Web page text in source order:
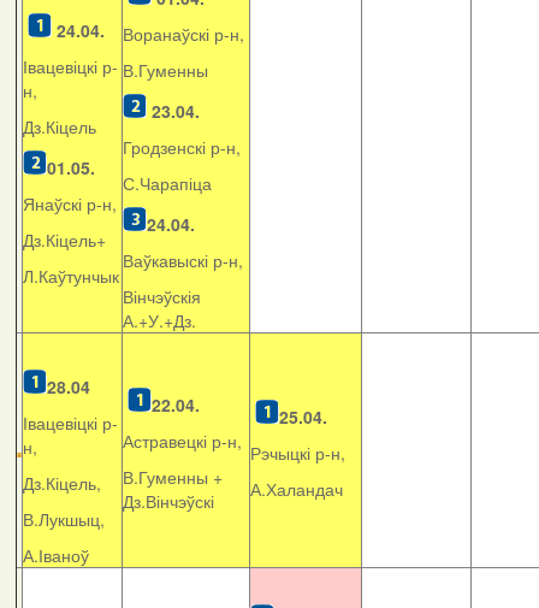
24.04.
Івацевіцкі р-
н,
Дз.Кіцель
01.05.
Янаўскі р-н,
Дз.Кіцель+
Л.Каўтунчык
Воранаўскі р-н,
В.Гуменны
23.04.
Гродзенскі р-н,
С.Чарапіца
24.04.
Ваўкавыскі р-н,
Вінчэўскія
А.+У.+Дз.
28.04
Івацевіцкі р-
н,
Дз.Кіцель,
В.Лукшыц,
А.Іваноў
22.04.
Астравецкі р-н,
В.Гуменны +
Дз.Вінчэўскі
25.04.
Рэчыцкі р-н,
А.Халандач